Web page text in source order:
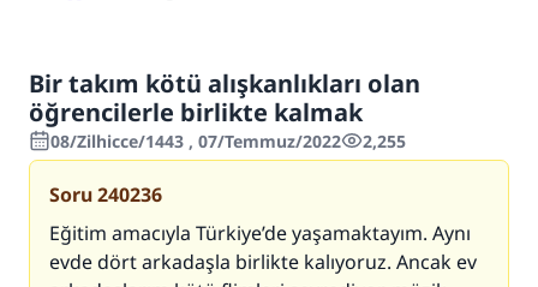
Bir takım kötü alışkanlıkları olan
öğrencilerle birlikte kalmak
08/Zilhicce/1443 , 07/Temmuz/2022 2,255
Soru240236
Eğitim amacıyla Türkiye’de yaşamaktayım. Aynı
evde dört arkadaşla birlikte kalıyoruz. Ancak ev